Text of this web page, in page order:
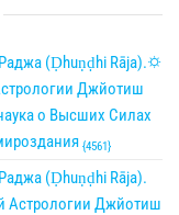
(Ḍhuṇḍhi Rāja).🌣
Джйотиш
о Высших Силах
{4561}
(Ḍhuṇḍhi Rāja).
Астрологии Джйотиш